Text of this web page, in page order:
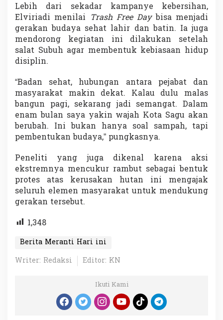
Lebih dari sekadar kampanye kebersihan,
Elviriadi menilai Trash Free Daybisa menjadi
gerakan budaya sehat lahir dan batin. Ia juga
mendorong kegiatan ini dilakukan setelah
salat Subuh agar membentuk kebiasaan hidup
disiplin.
“Badan sehat, hubungan antara pejabat dan
masyarakat makin dekat. Kalau dulu malas
bangun pagi, sekarang jadi semangat. Dalam
enam bulan saya yakin wajah Kota Sagu akan
berubah. Ini bukan hanya soal sampah, tapi
pembentukan budaya,” pungkasnya.
Peneliti yang juga dikenal karena aksi
ekstremnya mencukur rambut sebagai bentuk
protes atas kerusakan hutan ini mengajak
seluruh elemen masyarakat untuk mendukung
gerakan tersebut.
1,348
Berita Meranti Hari ini
Writer: Redaksi
Editor: KN
Ikuti Kami